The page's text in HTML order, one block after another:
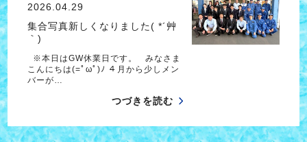
2026.04.29
集合写真新しくなりました( *´艸
｀)
※本日はGW休業日です。 みなさま
こんにちは(=ﾟωﾟ)ﾉ ４月から少しメン
バーが…
つづきを読む